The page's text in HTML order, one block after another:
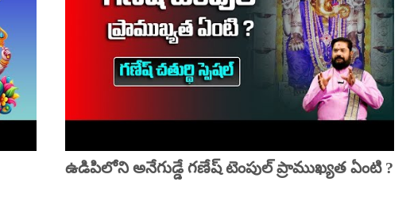
ఉడిపిలోని అనేగుడ్డే గణేష్ టెంపుల్ ప్రాముఖ్యత ఏంటి ?